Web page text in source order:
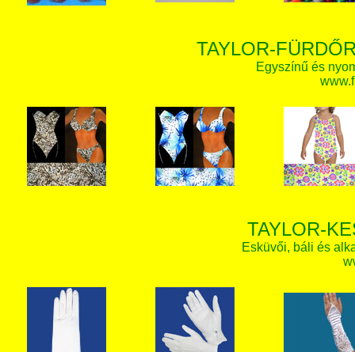
TAYLOR-
Egyszínű és
TAYLOR-
Esküvői, báli és